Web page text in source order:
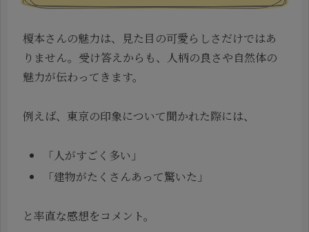
榎本さんの魅力は、見た目の可愛らしさだけではあ
りません。受け答えからも、人柄の良さや自然体の
魅力が伝わってきます。
例えば、東京の印象について聞かれた際には、
「人がすごく多い」
「建物がたくさんあって驚いた」
と率直な感想をコメント。